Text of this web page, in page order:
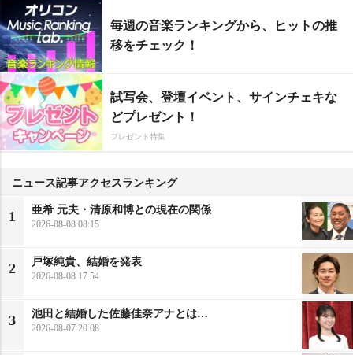
毎週の音楽ランキングから、ヒットの推
移をチェック！
試写会、登壇イベント、サインチェキな
どプレゼント！
プレゼント特集
ニュース記事アクセスランキング
1
亜希 元夫・清原和博との現在の関係
2026-08-08 08:15
2
戸塚純貴、結婚を発表
2026-08-08 17:54
3
池田と結婚した佐藤佳奈アナとは…
2026-08-07 20:08